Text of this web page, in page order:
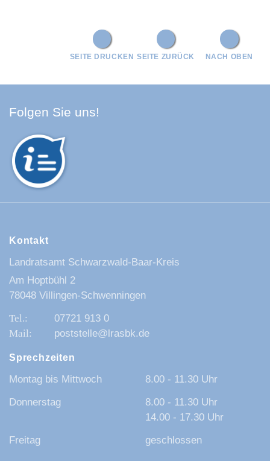
NACH OBEN
SEITE ZURÜCK
SEITE DRUCKEN
Folgen Sie uns!
Kontakt
Landratsamt Schwarzwald-Baar-Kreis
Am Hoptbühl 2
78048 Villingen-Schwenningen
07721 913 0
poststelle@lrasbk.de
Sprechzeiten
Montag bis Mittwoch
8.00 - 11.30 Uhr
Donnerstag
8.00 - 11.30 Uhr
14.00 - 17.30 Uhr
Freitag
geschlossen